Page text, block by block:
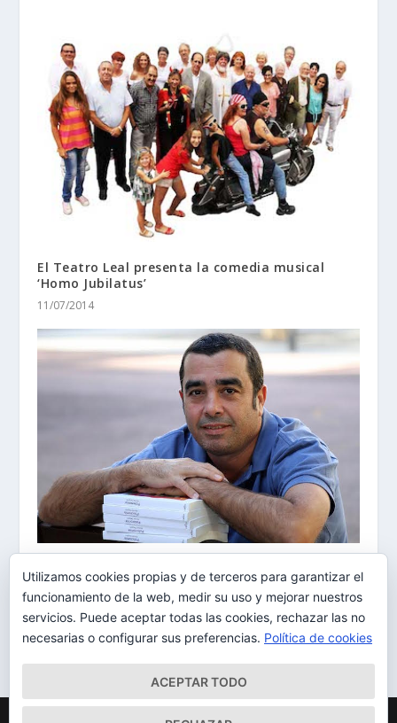
El Teatro Leal presenta la comedia musical
‘Homo Jubilatus’
11/07/2014
El periodista Román Delgado presenta en los
Realejos, ‘Policromía’
16/12/2014
Utilizamos cookies propias y de terceros para garantizar el
funcionamiento de la web, medir su uso y mejorar nuestros
servicios. Puede aceptar todas las cookies, rechazar las no
necesarias o configurar sus preferencias. Política de cookies
ACEPTAR TODO